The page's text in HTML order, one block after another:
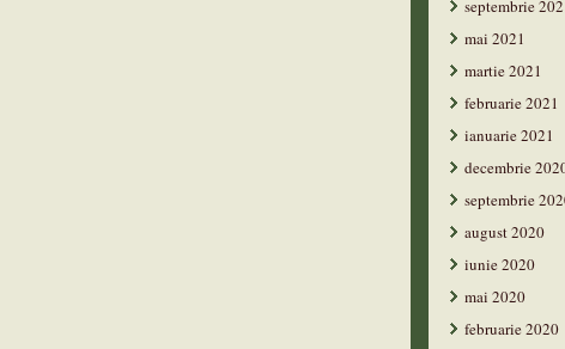
septembrie
mai 2021
martie 2021
februarie 2021
ianuarie 2021
decembrie
septembrie
august 2020
iunie 2020
mai 2020
februarie 2020